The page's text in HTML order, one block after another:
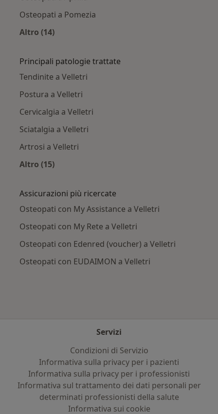
Osteopati a Pomezia
Altro (14)
Principali patologie trattate
Tendinite a Velletri
Postura a Velletri
Cervicalgia a Velletri
Sciatalgia a Velletri
Artrosi a Velletri
Altro (15)
Assicurazioni più ricercate
Osteopati con My Assistance a Velletri
Osteopati con My Rete a Velletri
Osteopati con Edenred (voucher) a Velletri
Osteopati con EUDAIMON a Velletri
Servizi
Condizioni di Servizio
Informativa sulla privacy per i pazienti
Informativa sulla privacy per i professionisti
Informativa sul trattamento dei dati personali per
determinati professionisti della salute
Informativa sui cookie